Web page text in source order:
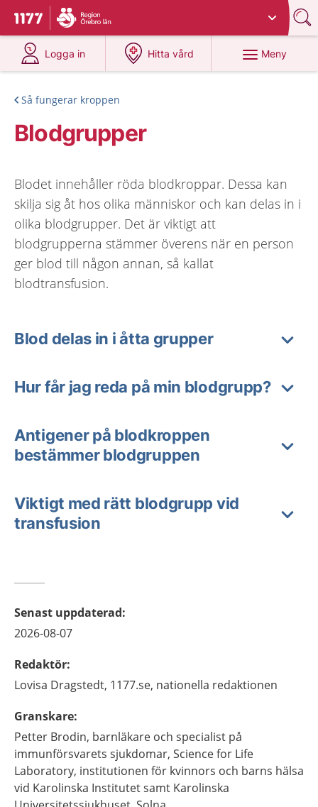
Till startsidan för 1177
Du har valt region
Logga in
på 1177.se
Hitta vård
på 1177.se
Meny
Så fungerar kroppen
Blodgrupper
Blodet innehåller röda blodkroppar. Dessa kan
skilja sig åt hos olika människor och kan delas in i
olika blodgrupper. Det är viktigt att
blodgrupperna stämmer överens när en person
ger blod till någon annan, så kallat
blodtransfusion.
Blod delas in i åtta grupper
Hur får jag reda på min blodgrupp?
Antigener på blodkroppen
bestämmer blodgruppen
Viktigt med rätt blodgrupp vid
transfusion
Senast uppdaterad:
2026-08-07
Redaktör:
Lovisa Dragstedt, 1177.se, nationella redaktionen
Granskare:
Petter Brodin, barnläkare och specialist på
immunförsvarets sjukdomar, Science for Life
Laboratory, institutionen för kvinnors och barns hälsa
vid Karolinska Institutet samt Karolinska